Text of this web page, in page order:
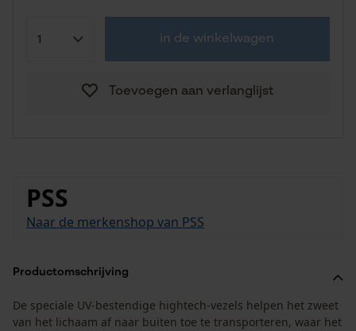
in de winkelwagen
Toevoegen aan verlanglijst
PSS
Naar de merkenshop van PSS
Productomschrijving
De speciale UV-bestendige hightech-vezels helpen het zweet
van het lichaam af naar buiten toe te transporteren, waar het